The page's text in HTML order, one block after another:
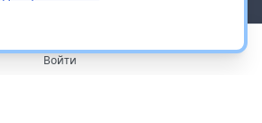
Войти